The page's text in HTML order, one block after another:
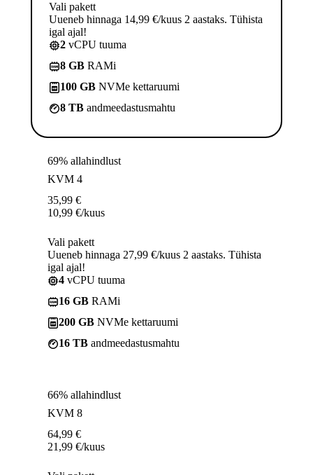
Vali pakett
Uueneb hinnaga 14,99 €/kuus 2 aastaks. Tühista
igal ajal!
2 vCPU tuuma
8 GB RAMi
100 GB NVMe kettaruumi
8 TB andmeedastusmahtu
69% allahindlust
KVM 4
35,99 €
10,99 €/kuus
Vali pakett
Uueneb hinnaga 27,99 €/kuus 2 aastaks. Tühista
igal ajal!
4 vCPU tuuma
16 GB RAMi
200 GB NVMe kettaruumi
16 TB andmeedastusmahtu
66% allahindlust
KVM 8
64,99 €
21,99 €/kuus